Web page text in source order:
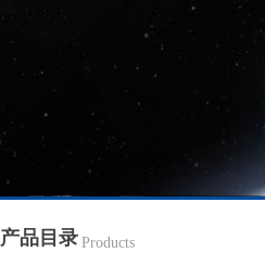
产品目录 Products